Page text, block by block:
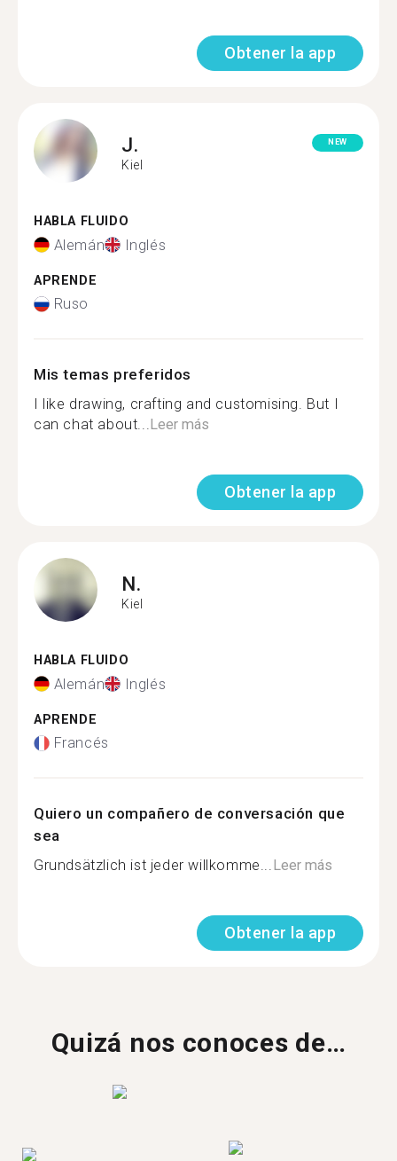
Obtener la app
J.
Kiel
NEW
HABLA FLUIDO
Alemán Inglés
APRENDE
Ruso
Mis temas preferidos
I like drawing, crafting and customising. But I
can chat about...Leer más
Obtener la app
N.
Kiel
HABLA FLUIDO
Alemán Inglés
APRENDE
Francés
Quiero un compañero de conversación que
sea
Grundsätzlich ist jeder willkomme...Leer más
Obtener la app
Quizá nos conoces de…